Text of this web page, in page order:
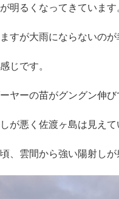
明るくなってきています
すが大雨にならないのが
じです。
ヤーの苗がグングン伸び
が悪く佐渡ヶ島は見えて
、雲間から強い陽射しが